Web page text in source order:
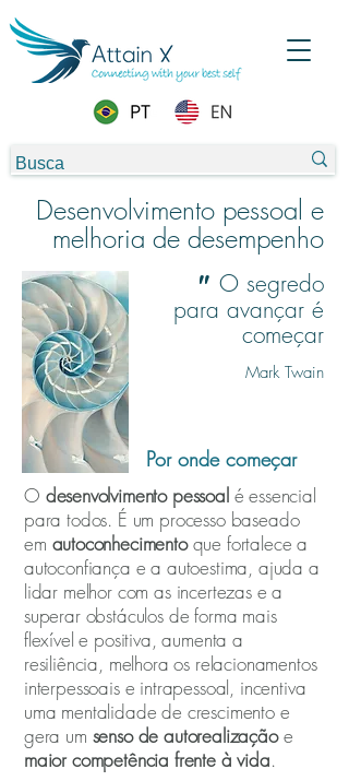
Desenvolvimento pessoal e
melhoria de desempenho
" O segredo
para avançar é
começar
Mark Twain
Por onde começar
O desenvolvimento pessoalé essencial
para todos. É um processo baseado
em autoconhecimentoque fortalece a
autoconfiança e a autoestima, ajuda a
lidar melhor com as incertezas e a
superar obstáculos de forma mais
flexível e positiva, aumenta a
resiliência, melhora os relacionamentos
interpessoais e intrapessoal, incentiva
uma mentalidade de crescimento e
gera um senso de autorealizaçãoe
maior competência frente à vida.